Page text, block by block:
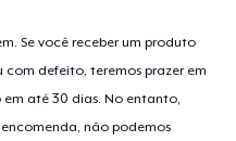
Se você receber um produto
defeito, teremos prazer em
até 30 dias. No entanto,
não podemos